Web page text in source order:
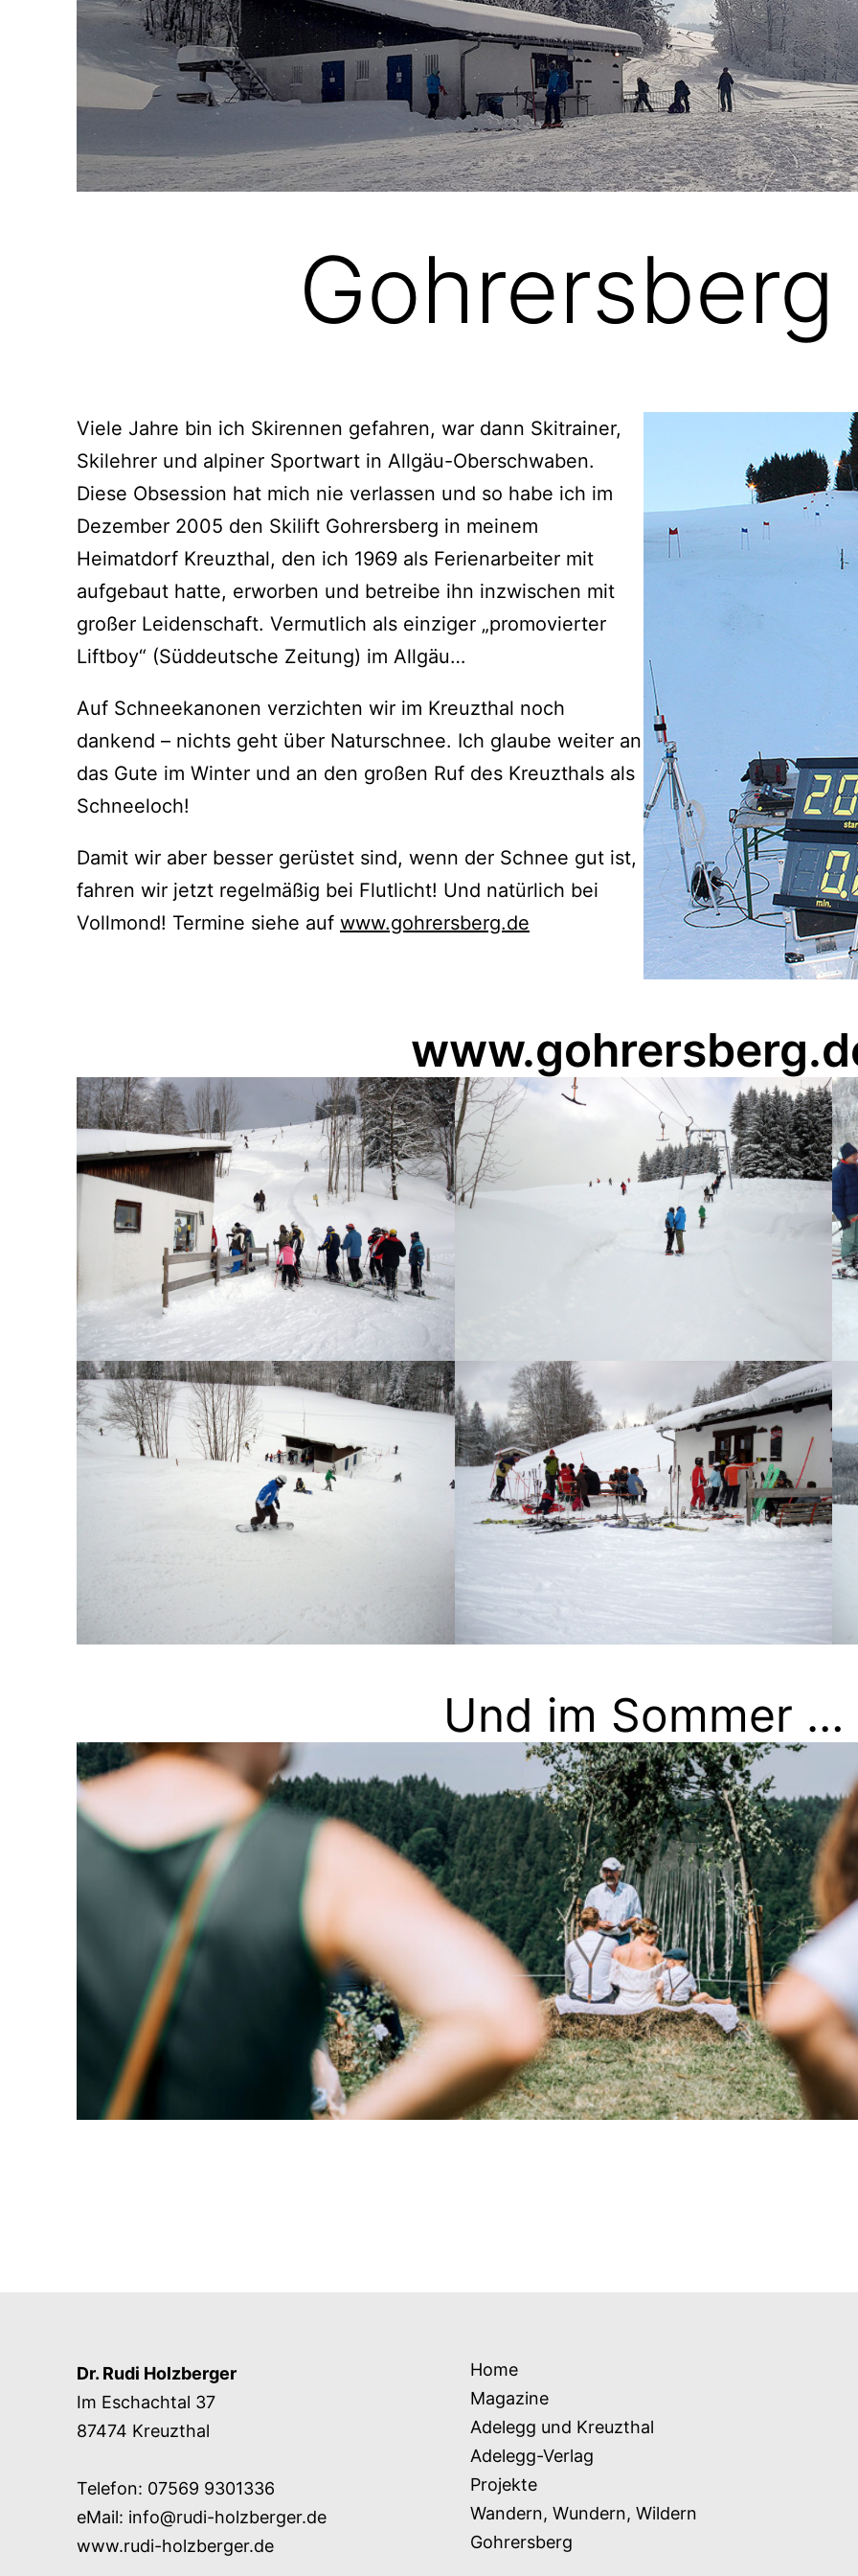
Gohrersberg
Viele Jahre bin ich Skirennen gefahren, war dann Skitrainer,
Skilehrer und alpiner Sportwart in Allgäu-Oberschwaben.
Diese Obsession hat mich nie verlassen und so habe ich im
Dezember 2005 den Skilift Gohrersberg in meinem
Heimatdorf Kreuzthal, den ich 1969 als Ferienarbeiter mit
aufgebaut hatte, erworben und betreibe ihn inzwischen mit
großer Leidenschaft. Vermutlich als einziger „promovierter
Liftboy“ (Süddeutsche Zeitung) im Allgäu…
Auf Schneekanonen verzichten wir im Kreuzthal noch
dankend – nichts geht über Naturschnee. Ich glaube weiter an
das Gute im Winter und an den großen Ruf des Kreuzthals als
Schneeloch!
Damit wir aber besser gerüstet sind, wenn der Schnee gut ist,
fahren wir jetzt regelmäßig bei Flutlicht! Und natürlich bei
Vollmond! Termine siehe auf www.gohrersberg.de
Und im Sommer …
Dr. Rudi Holzberger
Im Eschachtal 37
87474 Kreuzthal
Telefon: 07569 9301336
eMail: info@rudi-holzberger.de
www.rudi-holzberger.de
Home
Magazine
Adelegg und Kreuzthal
Adelegg-Verlag
Projekte
Wandern, Wundern, Wildern
Gohrersberg